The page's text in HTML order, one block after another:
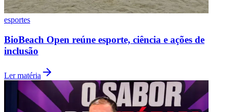
Internacional
esportes
BioBeach Open reúne esporte, ciência e ações de
inclusão
Ler matéria